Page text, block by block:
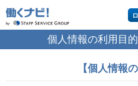
個人情報の利用目
【個人情報
お仕事の案内をご
エン